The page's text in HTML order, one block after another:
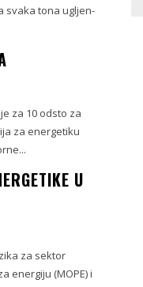
svaka tona ugljen-
za 10 odsto za
za energetiku
U
za sektor
energiju (MOPE) i